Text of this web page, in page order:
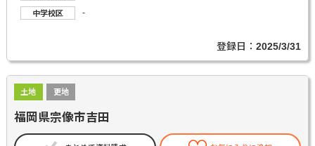
中学校区
-
登録日：2025/3/31
土地 更地
福岡県宗像市吉田